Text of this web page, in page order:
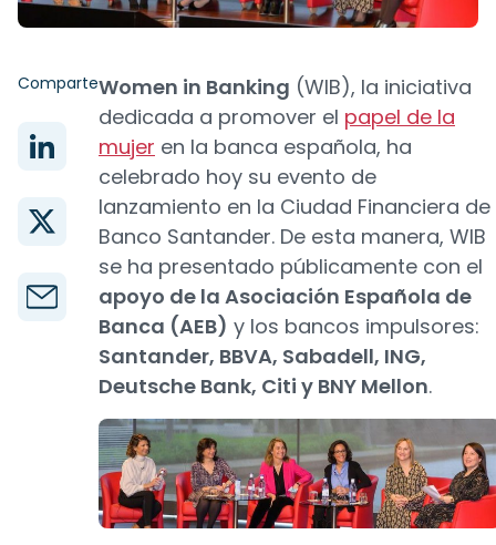
ComparteWomen in Banking (WIB), la iniciativa
dedicada a promover el papel de la
mujer en la banca española, ha
celebrado hoy su evento de
lanzamiento en la Ciudad Financiera de
Banco Santander. De esta manera, WIB
se ha presentado públicamente con el
apoyo de la Asociación Española de
Banca (AEB) y los bancos impulsores:
Santander, BBVA, Sabadell, ING,
Deutsche Bank, Citi y BNY Mellon.